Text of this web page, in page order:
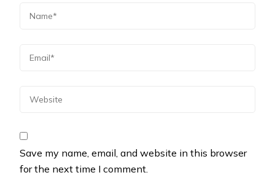
Save my name, email, and website in this browser
for the next time I comment.